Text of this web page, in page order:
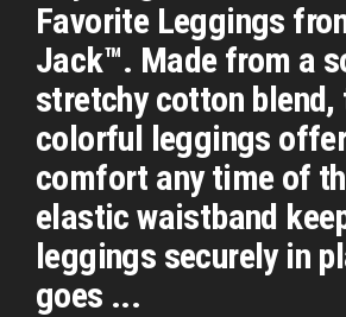
Favorite Leggings
Jack™. Made from a
stretchy cotton blend,
colorful leggings
comfort any time of
elastic waistband
leggings securely in
goes ...